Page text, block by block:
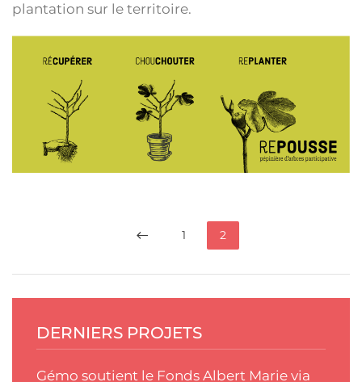
plantation sur le territoire.
1 2
DERNIERS PROJETS
Gémo soutient le Fonds Albert Marie via